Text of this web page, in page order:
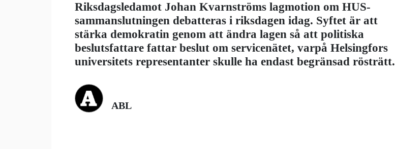
Riksdagsledamot Johan Kvarnströms lagmotion om HUS-
sammanslutningen debatteras i riksdagen idag. Syftet är att
stärka demokratin genom att ändra lagen så att politiska
beslutsfattare fattar beslut om servicenätet, varpå Helsingfors
universitets representanter skulle ha endast begränsad rösträtt.
ABL